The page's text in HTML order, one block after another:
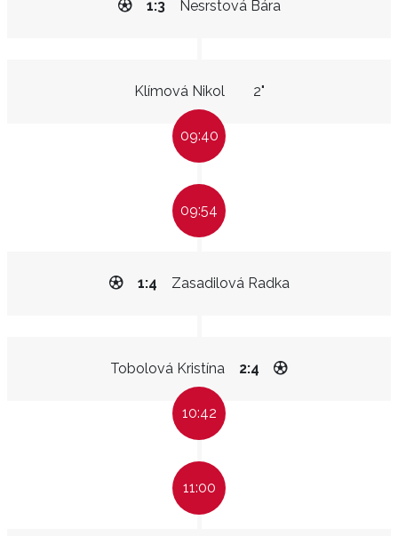
Nesrstová Bára
1:3
Klímová Nikol 2"
09:40
09:54
Zasadilová Radka
1:4
Tobolová Kristína 2:4
10:42
11:00